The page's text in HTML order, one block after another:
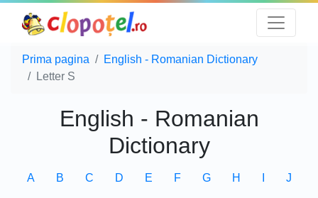
Prima pagina
English - Romanian Dictionary
Letter S
English - Romanian
Dictionary
A B C D E F G H J